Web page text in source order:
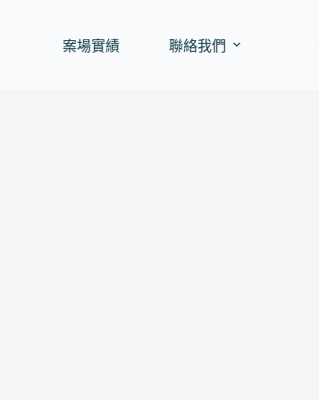
案場實績 聯絡我們